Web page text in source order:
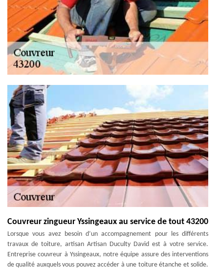
Couvreur zingueur Yssingeaux au service de tout 43200
Lorsque vous avez besoin d’un accompagnement pour les différents
travaux de toiture, artisan Artisan Duculty David est à votre service.
Entreprise couvreur à Yssingeaux, notre équipe assure des interventions
de qualité auxquels vous pouvez accéder à une toiture étanche et solide.